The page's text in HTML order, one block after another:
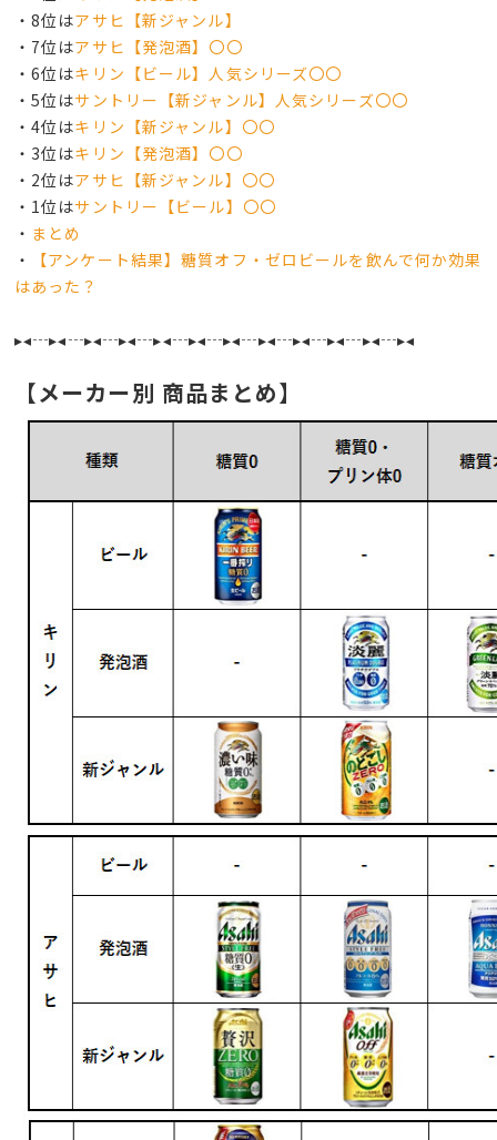
・8位はアサヒ【新ジャンル】
・7位はアサヒ【発泡酒】〇〇
・6位はキリン【ビール】人気シリーズ〇〇
・5位はサントリー【新ジャンル】人気シリーズ〇〇
・4位はキリン【新ジャンル】〇〇
・3位はキリン【発泡酒】〇〇
・2位はアサヒ【新ジャンル】〇〇
・1位はサントリー【ビール】〇〇
・ まとめ
・
【アンケート結果】糖質オフ・ゼロビールを飲んで何か効果
はあった？
▸◂┄▸◂┄▸◂┄▸◂┄▸◂┄▸◂┄▸◂┄▸◂┄▸◂┄▸◂┄▸◂┄▸◂
【メーカー別 商品まとめ】